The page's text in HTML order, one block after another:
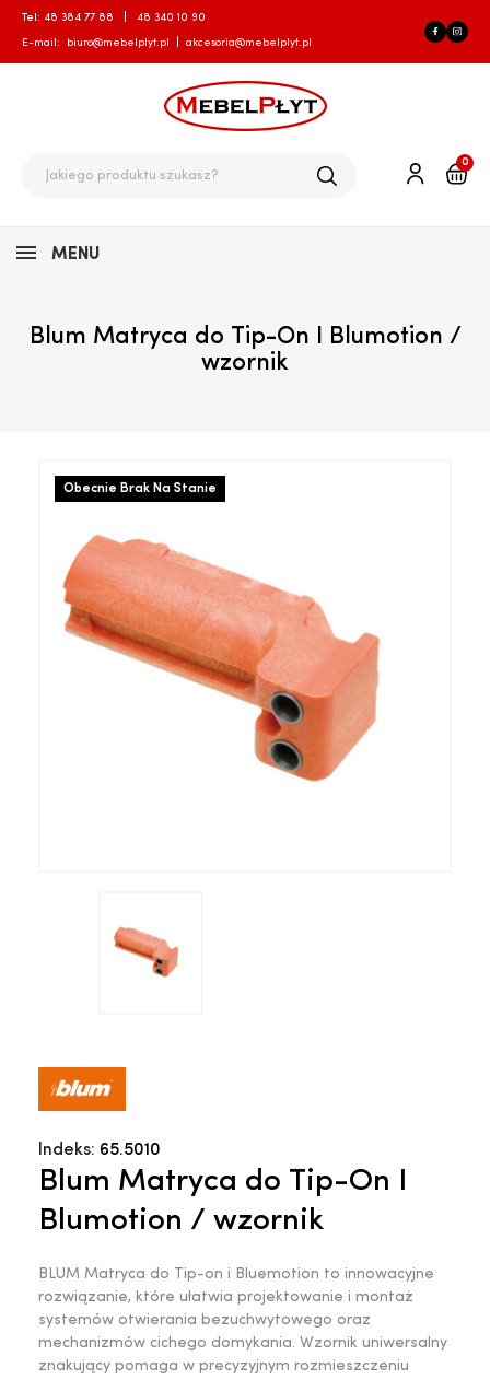
Tel: 48 384 77 88 48 340 10 90
E-mail: biuro@mebelplyt.pl akcesoria@mebelplyt.pl
0
MENU
Blum Matryca do Tip-On I Blumotion /
wzornik
Obecnie Brak Na Stanie
Indeks: 65.5010
Blum Matryca do Tip-On I
Blumotion / wzornik
BLUM Matryca do Tip-on i Bluemotion to innowacyjne
rozwiązanie, które ułatwia projektowanie i montaż
systemów otwierania bezuchwytowego oraz
mechanizmów cichego domykania. Wzornik uniwersalny
znakujący pomaga w precyzyjnym rozmieszczeniu